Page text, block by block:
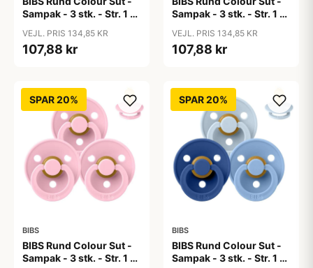
Sampak - 3 stk. - Str. 1 -
VEJL. PRIS 134,85 KR
107,88 kr
Sampak - 3 stk. - Str. 1 -
VEJL. PRIS 134,85 KR
107,88 kr
SPAR 20%
BIBS
BIBS Rund Colour Sut -
Sampak - 3 stk. - Str. 1 -
SPAR 20%
BIBS
BIBS Rund Colour Sut -
Sampak - 3 stk. - Str. 1 -